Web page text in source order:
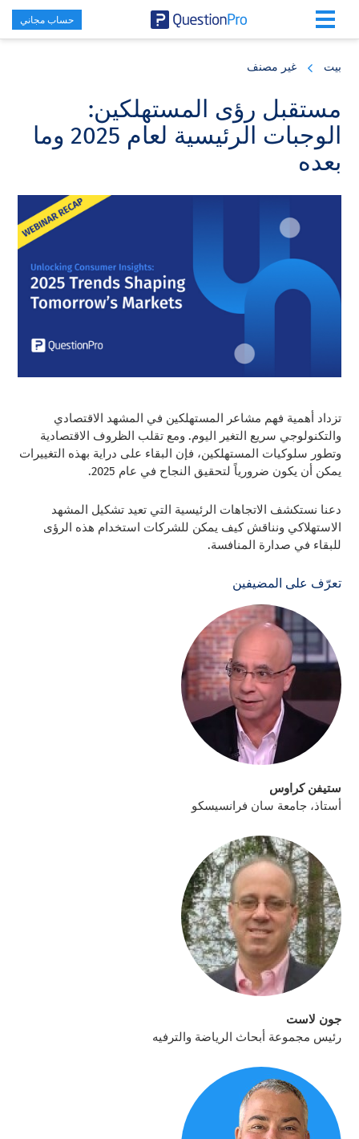
حساب مجاني
بيت غير مصنف
مستقبل رؤى المستهلكين:
الوجبات الرئيسية لعام 2025 وما
بعده
تزداد أهمية فهم مشاعر المستهلكين في المشهد الاقتصادي
والتكنولوجي سريع التغير اليوم. ومع تقلب الظروف الاقتصادية
وتطور سلوكيات المستهلكين، فإن البقاء على دراية بهذه التغييرات
يمكن أن يكون ضرورياً لتحقيق النجاح في عام 2025.
دعنا نستكشف الاتجاهات الرئيسية التي تعيد تشكيل المشهد
الاستهلاكي ونناقش كيف يمكن للشركات استخدام هذه الرؤى
للبقاء في صدارة المنافسة.
تعرّف على المضيفين
ستيفن كراوس
أستاذ، جامعة سان فرانسيسكو
جون لاست
رئيس مجموعة أبحاث الرياضة والترفيه